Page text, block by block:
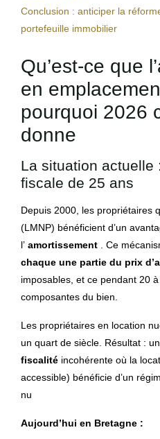
Conclusion : anticiper la
portefeuille immobilier
Qu’est-ce que
en
pourquoi 2026
donne
La situation actuelle
fiscale de 25 ans
Depuis 2000, les propriétaires
(LMNP) bénéficient d’un
l’ amortissement . Ce
chaque une partie du prix
imposables, et ce pendant 20
composantes du bien.
Les propriétaires en location
un quart de siècle. Résultat :
fiscalité incohérente où la
accessible) bénéficie d’un
nu
Aujourd’hui en Bretagne :